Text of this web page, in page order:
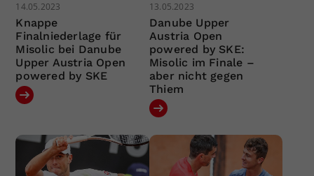
14.05.2023
Knappe
Finalniederlage für
Misolic bei Danube
Upper Austria Open
powered by SKE
13.05.2023
Danube Upper
Austria Open
powered by SKE:
Misolic im Finale –
aber nicht gegen
Thiem